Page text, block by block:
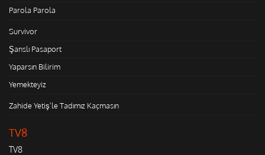
Parola Parola
Survivor
Şanslı Pasaport
Yaparsın Bilirim
Yemekteyiz
Zahide Yetiş'le Tadımız Kaçmasın
TV8
TV8